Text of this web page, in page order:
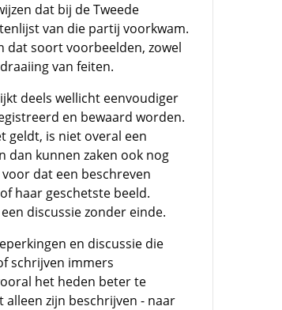
dat bij de Tweede
van die partij voorkwam.
dat soort voorbeelden, zowel
van feiten.
deels wellicht eenvoudiger
en bewaard worden.
geldt, is niet overal een
dan kunnen zaken ook nog
dat een beschreven
haar geschetste beeld.
discussie zonder einde.
en discussie die
schrijven immers
het heden beter te
zijn beschrijven - naar